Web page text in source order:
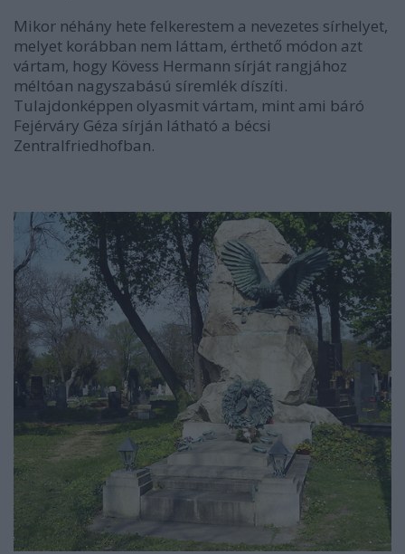
Mikor néhány hete felkerestem a nevezetes sírhelyet,
melyet korábban nem láttam, érthető módon azt
vártam, hogy Kövess Hermann sírját rangjához
méltóan nagyszabású síremlék díszíti.
Tulajdonképpen olyasmit vártam, mint ami báró
Fejérváry Géza sírján látható a bécsi
Zentralfriedhofban.